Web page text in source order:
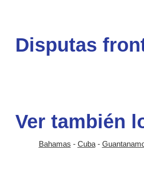
Disputas
Ver también
Bahamas - Cuba-